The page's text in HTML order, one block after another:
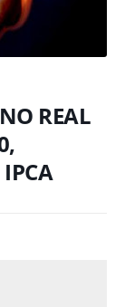
REAL